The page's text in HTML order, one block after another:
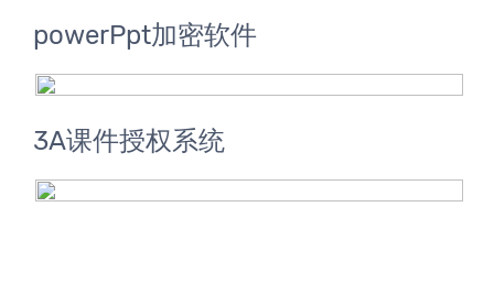
powerPpt加密软件
3A课件授权系统